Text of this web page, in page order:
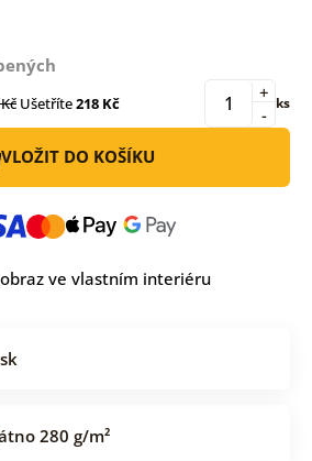
Ušetříte218 Kč -
+ ks
VLOŽIT DO KOŠÍKU
ve vlastním interiéru
280 g/m²